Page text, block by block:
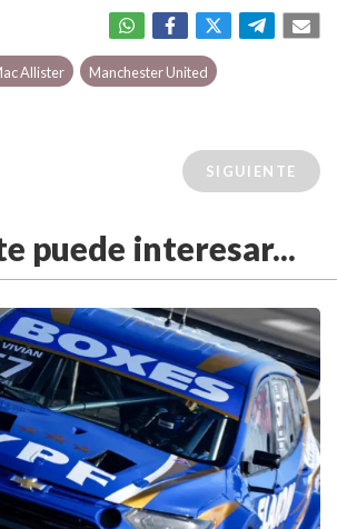
Allister Manchester United
SIGUIENTE
puede interesar...